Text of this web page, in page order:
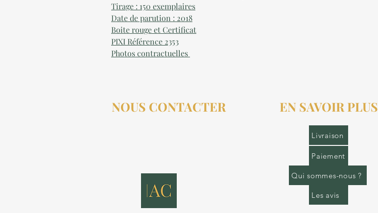
Tirage : 150 exemplaires
Date de parution : 2018
Boite rouge et Certificat
PIXI Référence 2353
Photos contractuelles
NOUS CONTACTER EN SAVOIR PLUS
Livraison
Paiement
Qui sommes-nous ?
Les avis